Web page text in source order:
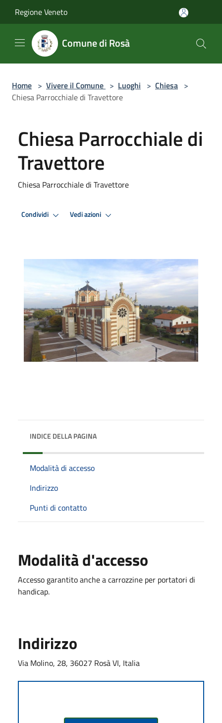
Regione Veneto
Comune di Rosà
Home > Vivere il Comune > Luoghi > Chiesa >
Chiesa Parrocchiale di Travettore
Chiesa Parrocchiale di
Travettore
Chiesa Parrocchiale di Travettore
Condividi Vedi azioni
INDICE DELLA PAGINA
Modalità di accesso
Indirizzo
Punti di contatto
Modalità d'accesso
Accesso garantito anche a carrozzine per portatori di
handicap.
Indirizzo
Via Molino, 28, 36027 Rosà VI, Italia